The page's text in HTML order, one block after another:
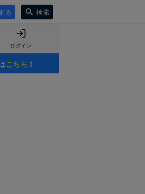
る 検索
ログイン
こちら ！